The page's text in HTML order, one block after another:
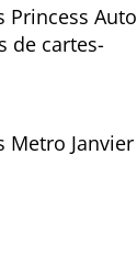
Princess Auto
de cartes-
Metro Janvier